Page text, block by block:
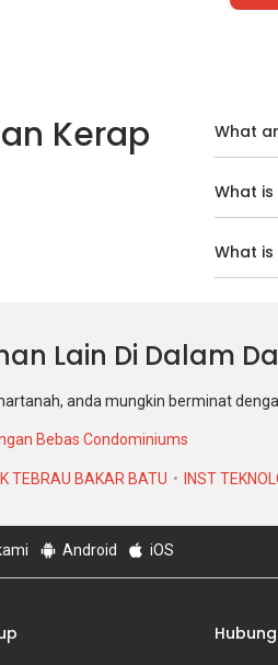
Kerap
What
What is
What
Lain Di Dalam
anda mungkin berminat
Bebas Condominiums
TEBRAU BAKAR BATU INST
Android iOS